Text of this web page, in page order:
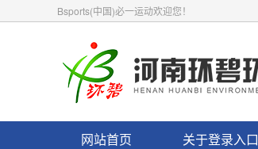
Bsports(中国)必一运动欢迎您！
网站首页 关于登录入口